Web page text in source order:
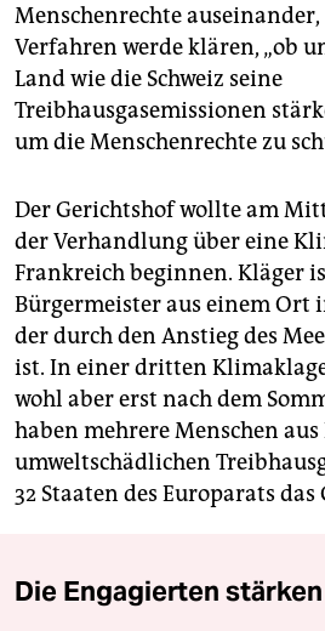
Menschenrechte auseinander,
Verfahren werde klären, „ob
Land wie die Schweiz seine
Treibhausgasemissionen
um die Menschenrechte zu
Der Gerichtshof wollte am
der Verhandlung über eine
Frankreich beginnen. Kläger
Bürgermeister aus einem Ort
der durch den Anstieg des
ist. In einer dritten
wohl aber erst nach dem
haben mehrere Menschen
umweltschädlichen
32 Staaten des Europarats
Die Engagierten stärken